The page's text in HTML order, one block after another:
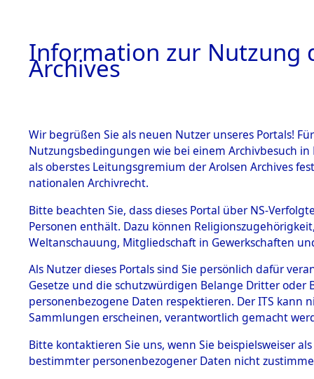
BESTÄNDE
1.
Inhaftierungsdoku
mente
1.2.9 Beim ITS
Effekten
1.2.9.1
Effekten aus
dem KZ
Dachau
1.2.9.2
Effekten aus
dem KZ
0001
Information zur Nutzung
Archives
Wir begrüßen Sie als neuen Nutzer unseres Portals!
Nutzungsbedingungen wie bei einem Archivbesuch
als oberstes Leitungsgremium der Arolsen Archives
nationalen Archivrecht.
Bitte beachten Sie, dass dieses Portal über NS-
Personen enthält. Dazu können
Weltanschauung, Mitgliedschaft in Gewerkschaften
Als Nutzer dieses Portals sind Sie persönlich dafür
Gesetze und die schutzwürdigen Belange Dritter
personenbezogene Daten respektieren. Der ITS
Sammlungen erscheinen, verantwortlich gemacht
Bitte kontaktieren Sie uns, wenn Sie beispielsweiser
bestimmter personenbezogener Daten nicht